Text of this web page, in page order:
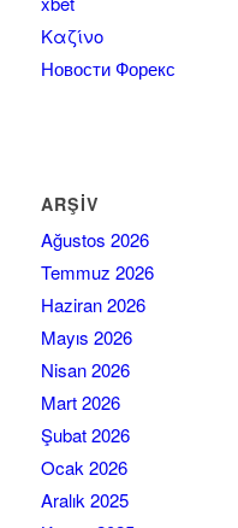
Καζίνο
Новости Форекс
ARŞIV
Ağustos 2026
Temmuz 2026
Haziran 2026
Mayıs 2026
Nisan 2026
Mart 2026
Şubat 2026
Ocak 2026
Aralık 2025